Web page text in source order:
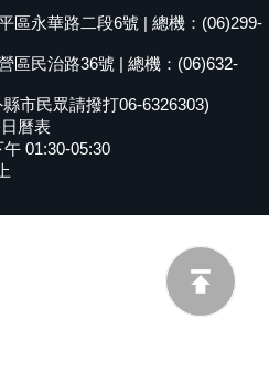
區永華路二段6號 | 總機：(06)299-
區民治路36號 | 總機：(06)632-
市民眾請撥打06-6326303)
曆表
01:30-05:30